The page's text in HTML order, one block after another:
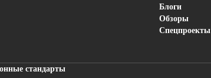
Блоги
Обзоры
Спецпроекты
стандарты